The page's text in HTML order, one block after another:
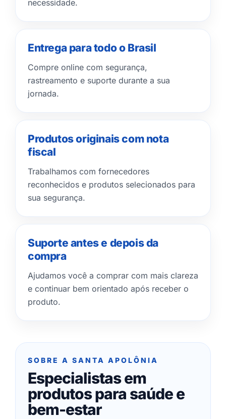
necessidade.
Entrega para todo o Brasil
Compre online com segurança,
rastreamento e suporte durante a sua
jornada.
Produtos originais com nota
fiscal
Trabalhamos com fornecedores
reconhecidos e produtos selecionados para
sua segurança.
Suporte antes e depois da
compra
Ajudamos você a comprar com mais clareza
e continuar bem orientado após receber o
produto.
SOBRE A SANTA APOLÔNIA
Especialistas em
produtos para saúde e
bem-estar